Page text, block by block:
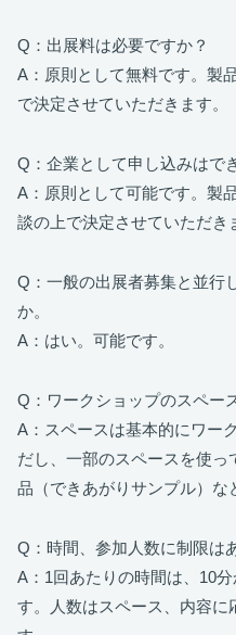
Q：出展料は必要ですか？
A：原則として無料です。製
で決定させていただきます。
Q：企業として申し込みはで
A：原則として可能です。製
談の上で決定させていただき
Q：一般の出展者募集と並行
か。
A：はい。可能です。
Q：ワークショップのスペー
A：スペースは基本的にワー
だし、一部のスペースを使
品（できあがりサンプル）な
Q：時間、参加人数に制限は
A：1回あたりの時間は、10
す。人数はスペース、内容に